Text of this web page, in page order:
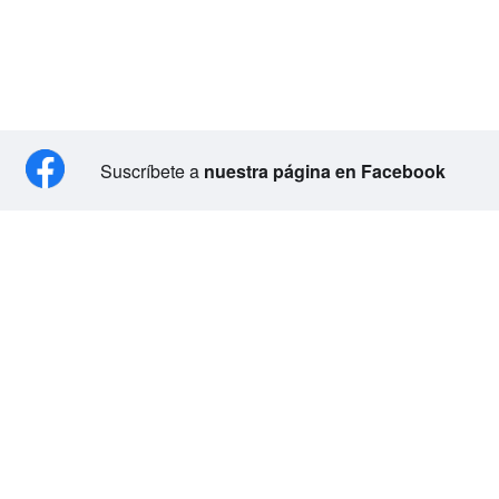
Suscríbete a nuestra página en Facebook